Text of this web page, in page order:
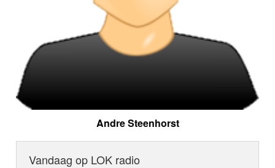
Andre Steenhorst
Vandaag op LOK radio